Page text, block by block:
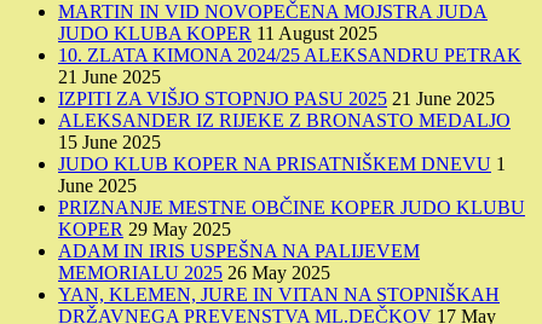
MARTIN IN VID NOVOPEČENA MOJSTRA JUDA
JUDO KLUBA KOPER 11 August 2025
10. ZLATA KIMONA 2024/25 ALEKSANDRU PETRAK
21 June 2025
IZPITI ZA VIŠJO STOPNJO PASU 2025 21 June 2025
ALEKSANDER IZ RIJEKE Z BRONASTO MEDALJO
15 June 2025
JUDO KLUB KOPER NA PRISATNIŠKEM DNEVU 1
June 2025
PRIZNANJE MESTNE OBČINE KOPER JUDO KLUBU
KOPER 29 May 2025
ADAM IN IRIS USPEŠNA NA PALIJEVEM
MEMORIALU 2025 26 May 2025
YAN, KLEMEN, JURE IN VITAN NA STOPNIŠKAH
DRŽAVNEGA PREVENSTVA ML.DEČKOV 17 May